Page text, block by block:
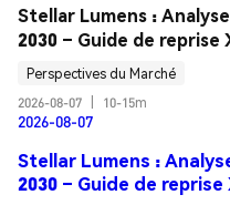
Stellar Lumens :
2030 – Guide de reprise
Perspectives du Marché
2026-08-07
10-15m
2026-08-07
Stellar Lumens :
2030 – Guide de reprise